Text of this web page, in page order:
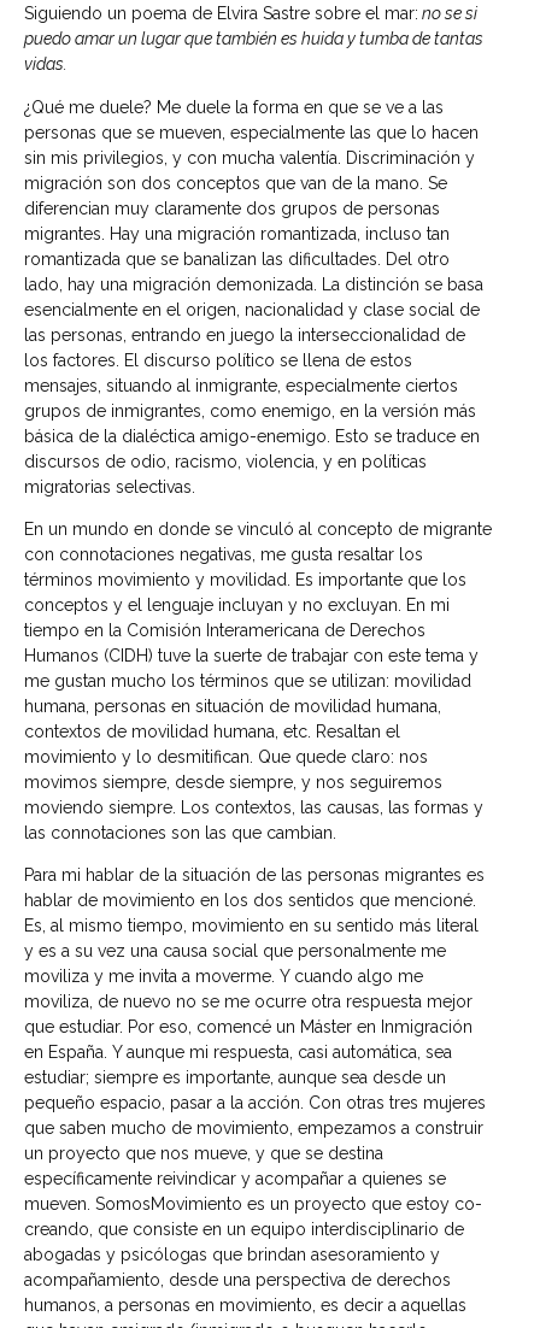
Siguiendo un poema de Elvira Sastre sobre el mar: no se si
puedo amar un lugar que también es huida y tumba de tantas
vidas.
¿Qué me duele? Me duele la forma en que se ve a las
personas que se mueven, especialmente las que lo hacen
sin mis privilegios, y con mucha valentía. Discriminación y
migración son dos conceptos que van de la mano. Se
diferencian muy claramente dos grupos de personas
migrantes. Hay una migración romantizada, incluso tan
romantizada que se banalizan las dificultades. Del otro
lado, hay una migración demonizada. La distinción se basa
esencialmente en el origen, nacionalidad y clase social de
las personas, entrando en juego la interseccionalidad de
los factores. El discurso político se llena de estos
mensajes, situando al inmigrante, especialmente ciertos
grupos de inmigrantes, como enemigo, en la versión más
básica de la dialéctica amigo-enemigo. Esto se traduce en
discursos de odio, racismo, violencia, y en políticas
migratorias selectivas.
En un mundo en donde se vinculó al concepto de migrante
con connotaciones negativas, me gusta resaltar los
términos movimiento y movilidad. Es importante que los
conceptos y el lenguaje incluyan y no excluyan. En mi
tiempo en la Comisión Interamericana de Derechos
Humanos (CIDH) tuve la suerte de trabajar con este tema y
me gustan mucho los términos que se utilizan: movilidad
humana, personas en situación de movilidad humana,
contextos de movilidad humana, etc. Resaltan el
movimiento y lo desmitifican. Que quede claro: nos
movimos siempre, desde siempre, y nos seguiremos
moviendo siempre. Los contextos, las causas, las formas y
las connotaciones son las que cambian.
Para mi hablar de la situación de las personas migrantes es
hablar de movimiento en los dos sentidos que mencioné.
Es, al mismo tiempo, movimiento en su sentido más literal
y es a su vez una causa social que personalmente me
moviliza y me invita a moverme. Y cuando algo me
moviliza, de nuevo no se me ocurre otra respuesta mejor
que estudiar. Por eso, comencé un Máster en Inmigración
en España. Y aunque mi respuesta, casi automática, sea
estudiar; siempre es importante, aunque sea desde un
pequeño espacio, pasar a la acción. Con otras tres mujeres
que saben mucho de movimiento, empezamos a construir
un proyecto que nos mueve, y que se destina
específicamente reivindicar y acompañar a quienes se
mueven. SomosMovimiento es un proyecto que estoy co-
creando, que consiste en un equipo interdisciplinario de
abogadas y psicólogas que brindan asesoramiento y
acompañamiento, desde una perspectiva de derechos
humanos, a personas en movimiento, es decir a aquellas